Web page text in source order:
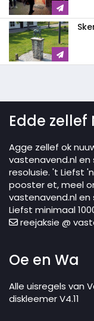
Edde zellef
Agge zellef ok
vastenavend.nl
resolusie. 't Liefst
pooster et, meel
vastenavend.nl
Liefst minimaal
reejaksie @
Oe en Wa
Alle uisregels van
diskleemer V4.11